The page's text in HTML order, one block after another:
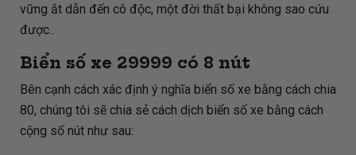
vững ắt dẫn đến cô độc, một đời thất bại không sao cứu
được..
Biển số xe 29999 có 8 nút
Bên cạnh cách xác định ý nghĩa biển số xe bằng cách chia
80, chúng tôi sẽ chia sẻ cách dịch biển số xe bằng cách
cộng số nút như sau: